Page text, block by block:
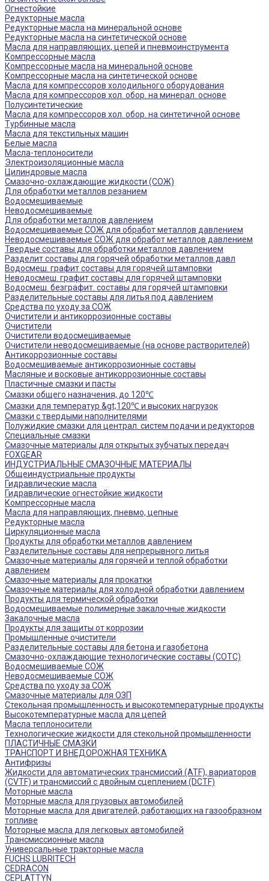
Огнестойкие
Редукторные масла
Редукторные масла на минеральной основе
Редукторные масла на синтетической основе
Масла для направляющих, цепей и пневмоинструмента
Компрессорные масла
Компрессорные масла на минеральной основе
Компрессорные масла на синтетической основе
Масла для компрессоров холодильного оборудования
Масла для компрессоров хол. обор. на минерал. основе
Полусинтетические
Масла для компрессоров хол. обор. на синтетичной основе
Турбинные масла
Масла для текстильных машин
Белые масла
Масла-теплоносители
Электроизоляционные масла
Цилиндровые масла
Смазочно-охлаждающие жидкости (СОЖ)
Для обработки металлов резанием
Водосмешиваемые
Неводосмешиваемые
Для обработки металлов давлением
Водосмешиваемые СОЖ для обработ металлов давлением
Неводосмешиваемые СОЖ для обработ металлов давлением
Твердые составы для обработки металлов давлением
Разделит составы для горячей обработки металлов давл
Водосмеш. графит составы для горячей штамповки
Неводосмеш. графит составы для горячей штамповки
Водосмеш. безграфит. составы для горячей штамповки
Разделительные составы для литья под давлением
Средства по уходу за СОЖ
Очистители и антикоррозионные составы
Очистители
Очистители водосмешиваемые
Очистители неводосмешиваемые (на основе растворителей)
Антикоррозионные составы
Водосмешиваемые антикоррозионные составы
Масляные и восковые антикоррозионные составы
Пластичные смазки и пасты
Смазки общего назначения, до 120℃
Смазки для температур &gt;120℃ и высоких нагрузок
Смазки с твердыми наполнителями
Полужидкие смазки для централ. систем подачи и редукторов
Специальные смазки
Смазочные материалы для открытых зубчатых передач
FOXGEAR
ИНДУСТРИАЛЬНЫЕ СМАЗОЧНЫЕ МАТЕРИАЛЫ
Общеиндустриальные продукты
Гидравлические масла
Гидравлические огнестойкие жидкости
Компрессорные масла
Масла для направляющих, пневмо, цепные
Редукторные масла
Циркуляционные масла
Продукты для обработки металлов давлением
Разделительные составы для непрерывного литья
Смазочные материалы для горячей и теплой обработки
давлением
Смазочные материалы для прокатки
Смазочные материалы для холодной обработки давлением
Продукты для термической обработки
Водосмешиваемые полимерные закалочные жидкости
Закалочные масла
Продукты для защиты от коррозии
Промышленные очистители
Разделительные составы для бетона и газобетона
Смазочно-охлаждающие технологические составы (СОТС)
Водосмешиваемые СОЖ
Неводосмешиваемые СОЖ
Средства по уходу за СОЖ
Смазочные материалы для ОЗП
Стекольная промышленность и высокотемпературные продукты
Высокотемпературные масла для цепей
Масла теплоносители
Технологические жидкости для стекольной промышленности
ПЛАСТИЧНЫЕ СМАЗКИ
ТРАНСПОРТ И ВНЕДОРОЖНАЯ ТЕХНИКА
Антифризы
Жидкости для автоматических трансмиссий (ATF), вариаторов
(CVTF) и трансмиссий с двойным сцеплением (DCTF)
Моторные масла
Моторные масла для грузовых автомобилей
Моторные масла для двигателей, работающих на газообразном
топливе
Моторные масла для легковых автомобилей
Трансмиссионные масла
Универсальные тракторные масла
FUCHS LUBRITECH
CEDRACON
CEPLATTYN